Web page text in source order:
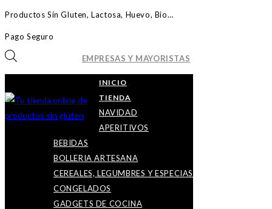
Ir
Productos Sin Gluten, Lactosa, Huevo, Bio…
Pago Seguro
EMPRESAS Y MAYORISTAS
INICIO
TIENDA
NAVIDAD
APERITIVOS
BEBIDAS
BOLLERIA ARTESANA
CEREALES, LEGUMBRES Y ESPECIAS
CONGELADOS
GADGETS DE COCINA
PAGA Y SEÑAL MONA…